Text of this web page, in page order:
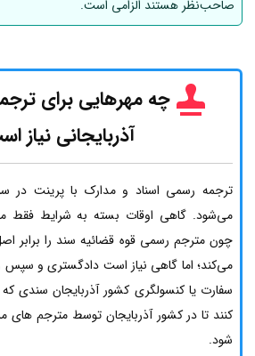
صاحب‌نظر هستند الزامی است.
چه مهرهایی برای
آذربایجانی نیاز
ترجمه رسمی اسناد و مدارک با پرینت در
می‌شود. گاهی اوقات بسته به شرایط فقط
چون مترجم رسمی قوه قضائیه سند را برابر
می‌کند؛ اما گاهی نیاز است دادگستری و سپس
سفارت یا کنسولگری کشور آذربایجان سندی
کنند تا در کشور آذربایجان توسط مترجم های
شود.